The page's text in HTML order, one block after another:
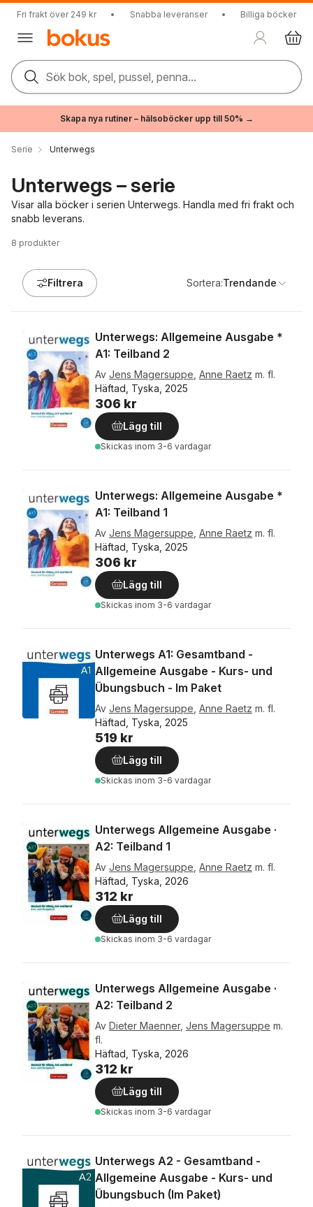
Fri frakt över 249 kr • Snabba leveranser • Billiga böcker
Sök bok, spel, pussel, penna...
Skapa nya rutiner – hälsoböcker upp till 50% →
Serie Unterwegs
Unterwegs – serie
Visar alla böcker i serien Unterwegs. Handla med fri frakt och
snabb leverans.
8 produkter
Filtrera Sortera:Trendande
Unterwegs: Allgemeine Ausgabe *
A1: Teilband 2
Av Jens Magersuppe Anne Raetz m. fl.
Häftad, Tyska, 2025
306 kr
Lägg till
Skickas inom 3-6 vardagar
Unterwegs: Allgemeine Ausgabe *
A1: Teilband 1
Av Jens Magersuppe Anne Raetz m. fl.
Häftad, Tyska, 2025
306 kr
Lägg till
Skickas inom 3-6 vardagar
Unterwegs A1: Gesamtband -
Allgemeine Ausgabe - Kurs- und
Übungsbuch - Im Paket
Av Jens Magersuppe Anne Raetz m. fl.
Häftad, Tyska, 2025
519 kr
Lägg till
Skickas inom 3-6 vardagar
Unterwegs Allgemeine Ausgabe ·
A2: Teilband 1
Av Jens Magersuppe Anne Raetz m. fl.
Häftad, Tyska, 2026
312 kr
Lägg till
Skickas inom 3-6 vardagar
Unterwegs Allgemeine Ausgabe ·
A2: Teilband 2
Av Dieter Maenner, Jens Magersuppe m.
fl.
Häftad, Tyska, 2026
312 kr
Lägg till
Skickas inom 3-6 vardagar
Unterwegs A2 - Gesamtband -
Allgemeine Ausgabe - Kurs- und
Übungsbuch (Im Paket)